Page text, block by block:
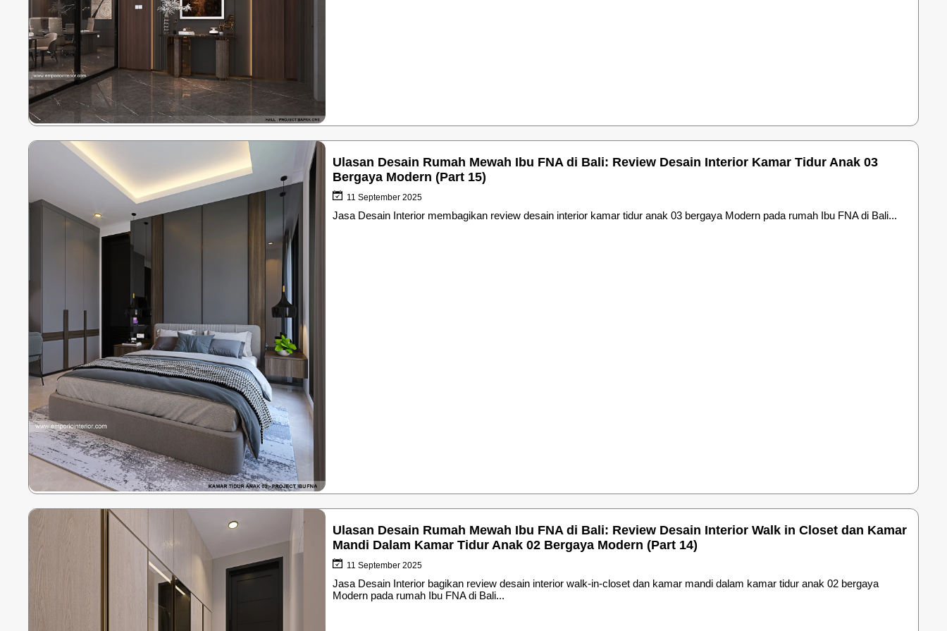
Ulasan Desain Rumah Mewah Ibu FNA di Bali: Review Desain Interior Kamar Tidur Anak 03
Bergaya Modern (Part 15)
11 September 2025
Jasa Desain Interior membagikan review desain interior kamar tidur anak 03 bergaya Modern pada rumah Ibu FNA di Bali...
Ulasan Desain Rumah Mewah Ibu FNA di Bali: Review Desain Interior Walk in Closet dan Kamar
Mandi Dalam Kamar Tidur Anak 02 Bergaya Modern (Part 14)
11 September 2025
Jasa Desain Interior bagikan review desain interior walk-in-closet dan kamar mandi dalam kamar tidur anak 02 bergaya
Modern pada rumah Ibu FNA di Bali...